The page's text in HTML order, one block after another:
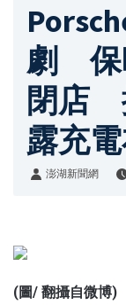
劇 保
閉店
露充
澎湖新聞網
(圖/ 翻攝自微博)